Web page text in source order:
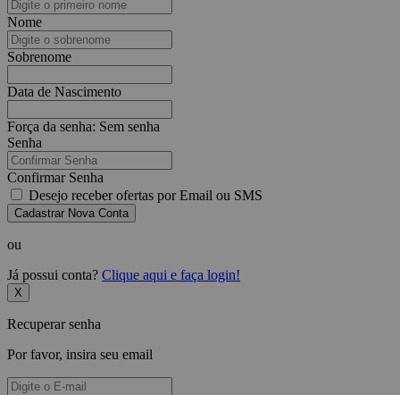
Nome
Sobrenome
Data de Nascimento
Força da senha: Sem senha
Senha
Confirmar Senha
Desejo receber ofertas por Email ou SMS
Cadastrar Nova Conta
ou
Já possui conta? Clique aqui e faça login!
X
Recuperar senha
Por favor, insira seu email